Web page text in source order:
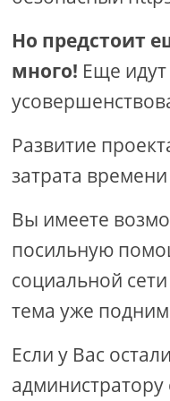
Но предстоит
много! Еще
Развитие
затрата
Вы имеете
посильную
социальной
тема уже
Если у Вас
администратору